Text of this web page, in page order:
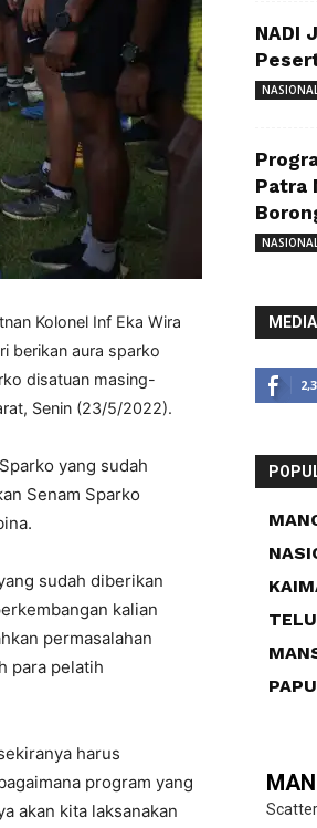
Kolonel Inf Eka Wira
berikan aura sparko
disatuan masing-
Senin (23/5/2022).
yang sudah
Senam Sparko
sudah diberikan
kalian
permasalahan
para pelatih
harus
program yang
akan kita laksanakan
NADI
Patra